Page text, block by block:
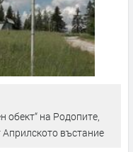
обект“ на Родопите,
въстание